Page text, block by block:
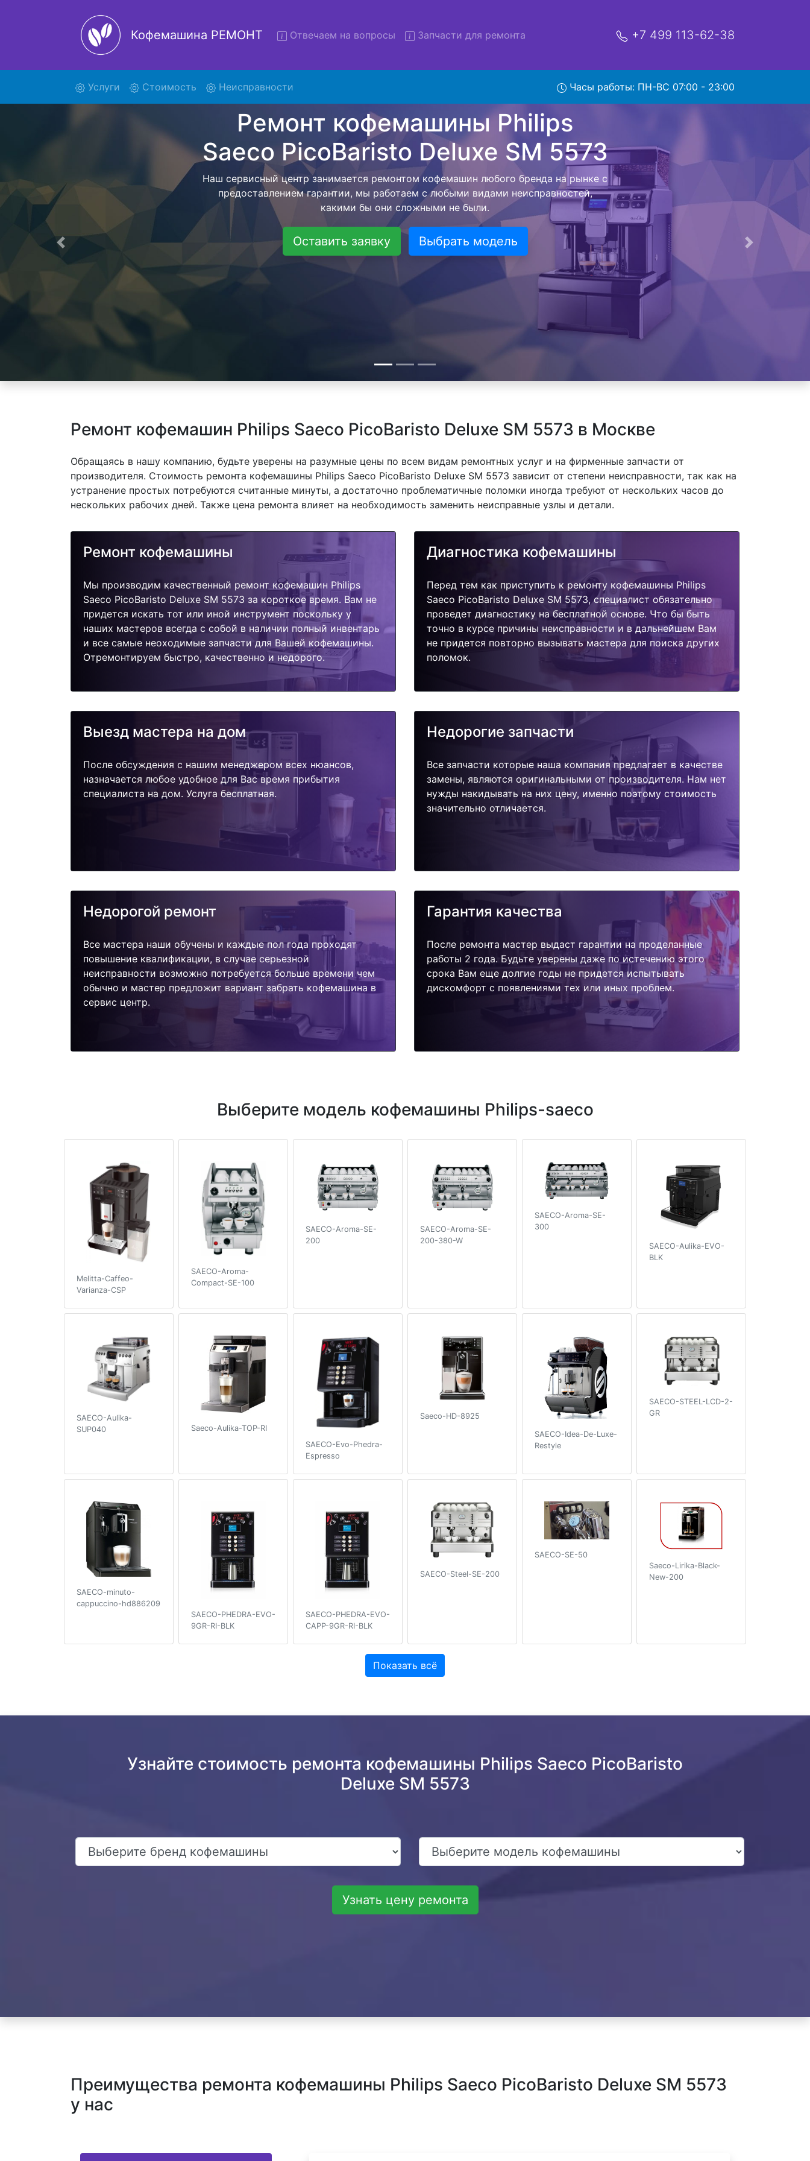
Кофемашина РЕМОНТ Отвечаем на вопросы Запчасти для ремонта +7 499 113-62-38
Услуги (current)Стоимость Неисправности Часы работы: ПН-ВС 07:00 - 23:00
Ремонт кофемашин Philips Saeco
PicoBaristo Deluxe SM 5573 с вывозом в
сервис
Мы предоставляем бесплатную услугу - ремонт кофемашин Philips Saeco PicoBaristo
Deluxe SM 5573 с вывозом техники в сервисный центр, а после завершения всех
работ привезем обратно. Цена фиксируется с момента согласования с мастером до
возвращения бытовой техники обратно владельцу.
Оставить заявку Выбрать модель
Предыдущая Следующая
Ремонт кофемашин Philips Saeco PicoBaristo Deluxe SM 5573 в Москве
Обращаясь в нашу компанию, будьте уверены на разумные цены по всем видам ремонтных услуг и на фирменные запчасти от
производителя. Стоимость ремонта кофемашины Philips Saeco PicoBaristo Deluxe SM 5573 зависит от степени неисправности, так как на
устранение простых потребуются считанные минуты, а достаточно проблематичные поломки иногда требуют от нескольких часов до
нескольких рабочих дней. Также цена ремонта влияет на необходимость заменить неисправные узлы и детали.
Ремонт кофемашины
Мы производим качественный ремонт кофемашин Philips
Saeco PicoBaristo Deluxe SM 5573 за короткое время. Вам не
придется искать тот или иной инструмент поскольку у
наших мастеров всегда с собой в наличии полный инвентарь
и все самые неоходимые запчасти для Вашей кофемашины.
Отремонтируем быстро, качественно и недорого.
Диагностика кофемашины
Перед тем как приступить к ремонту кофемашины Philips
Saeco PicoBaristo Deluxe SM 5573, специалист обязательно
проведет диагностику на бесплатной основе. Что бы быть
точно в курсе причины неисправности и в дальнейшем Вам
не придется повторно вызывать мастера для поиска других
поломок.
Выезд мастера на дом
После обсуждения с нашим менеджером всех нюансов,
назначается любое удобное для Вас время прибытия
специалиста на дом. Услуга бесплатная.
Недорогие запчасти
Все запчасти которые наша компания предлагает в качестве
замены, являются оригинальными от производителя. Нам нет
нужды накидывать на них цену, именно поэтому стоимость
значительно отличается.
Недорогой ремонт
Все мастера наши обучены и каждые пол года проходят
повышение квалификации, в случае серьезной
неисправности возможно потребуется больше времени чем
обычно и мастер предложит вариант забрать кофемашина в
сервис центр.
Гарантия качества
После ремонта мастер выдаст гарантии на проделанные
работы 2 года. Будьте уверены даже по истечению этого
срока Вам еще долгие годы не придется испытывать
дискомфорт с появлениями тех или иных проблем.
Выберите модель кофемашины Philips-saeco
Melitta-Caffeo-
Varianza-CSP
SAECO-Aroma-
Compact-SE-100
SAECO-Aroma-SE-
200
SAECO-Aroma-SE-
200-380-W
SAECO-Aroma-SE-
300
SAECO-Aulika-EVO-
BLK
SAECO-Aulika-
SUP040
Saeco-Aulika-TOP-RI
SAECO-Evo-Phedra-
Espresso
Saeco-HD-8925
SAECO-Idea-De-Luxe-
Restyle
SAECO-STEEL-LCD-2-
GR
SAECO-minuto-
cappuccino-hd886209
SAECO-PHEDRA-EVO-
9GR-RI-BLK
SAECO-PHEDRA-EVO-
CAPP-9GR-RI-BLK
SAECO-Steel-SE-200
SAECO-SE-50
Saeco-Lirika-Black-
New-200
Показать всё
Узнайте стоимость ремонта кофемашины Philips Saeco PicoBaristo
Deluxe SM 5573
Узнать цену ремонта
Преимущества ремонта кофемашины Philips Saeco PicoBaristo Deluxe SM 5573
у нас